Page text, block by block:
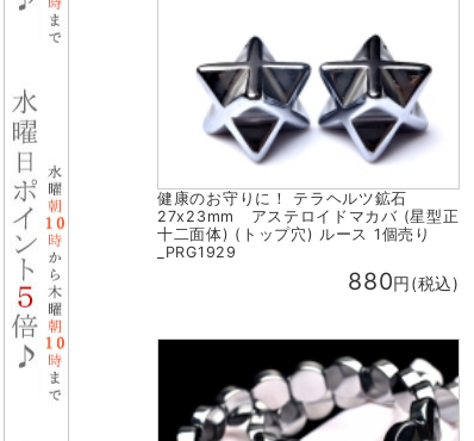
健康のお守りに！ テラヘルツ鉱石
27x23mm アステロイドマカバ (星型正
十二面体) (トップ穴) ルース 1個売り
_PRG1929
880円(税込)